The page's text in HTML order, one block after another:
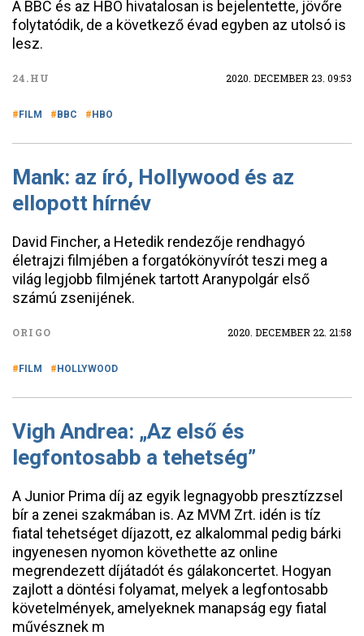
A BBC és az HBO hivatalosan is bejelentette, jövőre
folytatódik, de a következő évad egyben az utolsó is
lesz.
24.HU 2020. DECEMBER 23. 09:53
FILM BBC HBO
Mank: az író, Hollywood és az
ellopott hírnév
David Fincher, a Hetedik rendezője rendhagyó
életrajzi filmjében a forgatókönyvírót teszi meg a
világ legjobb filmjének tartott Aranypolgár első
számú zsenijének.
ORIGO 2020. DECEMBER 22. 21:58
FILM HOLLYWOOD
Vigh Andrea: „Az első és
legfontosabb a tehetség”
A Junior Prima díj az egyik legnagyobb presztízzsel
bír a zenei szakmában is. Az MVM Zrt. idén is tíz
fiatal tehetséget díjazott, ez alkalommal pedig bárki
ingyenesen nyomon követhette az online
megrendezett díjátadót és gálakoncertet. Hogyan
zajlott a döntési folyamat, melyek a legfontosabb
követelmények, amelyeknek manapság egy fiatal
művésznek m